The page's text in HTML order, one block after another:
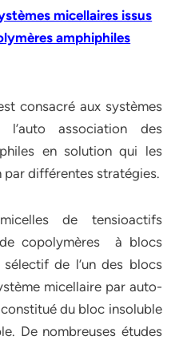
micellaires issus
amphiphiles
consacré aux systèmes
association des
en solution qui les
différentes stratégies.
de tensioactifs
copolymères à blocs
de l’un des blocs
micellaire par auto-
du bloc insoluble
De nombreuses études